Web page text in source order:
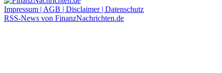
Impressum | AGB | Disclaimer | Datenschutz
RSS-News von FinanzNachrichten.de